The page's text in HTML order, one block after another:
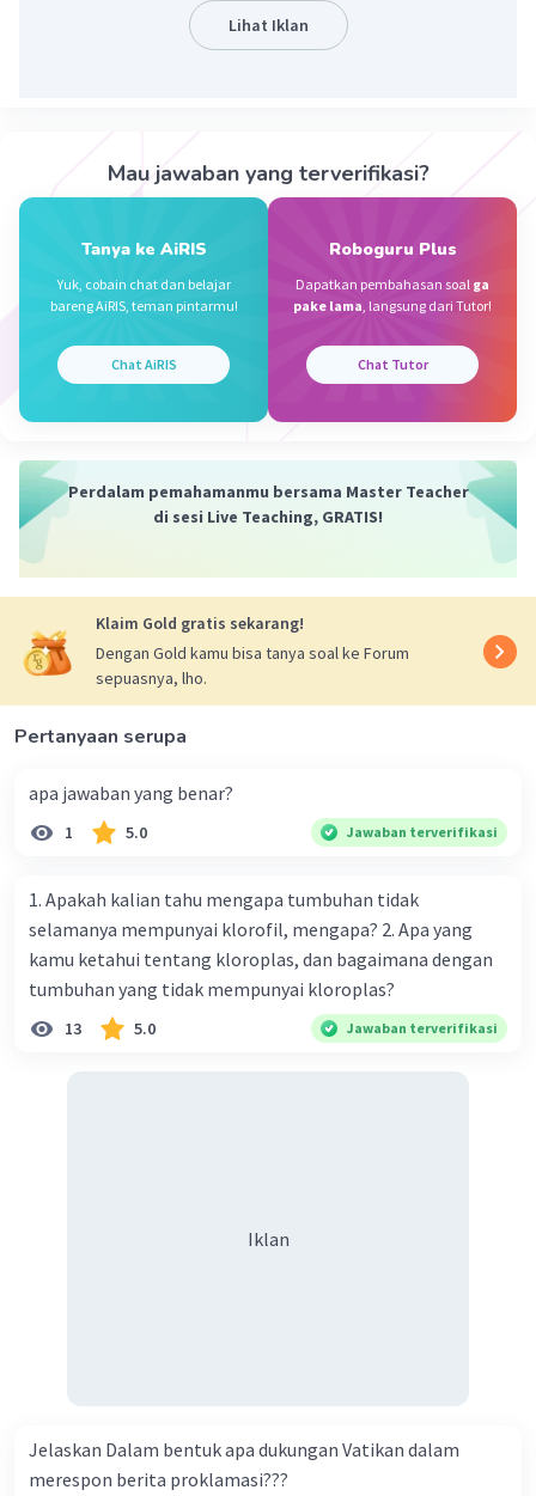
·5.0
— Tampilkan 1 balasan lainnya
Rafael Y Level 33
26 Mei 2026 12:21
Pada katak dewasa menggunakan kulit dan paru-
paru sebagai organ pernapasan
Beri Rating·5.0(2) Balas
10 Juli 2026 08:43
Lihat Iklan
Mau jawaban yang terverifikasi?
Tanya ke AiRIS
Yuk, cobain chat dan belajar
bareng AiRIS, teman pintarmu!
Chat AiRIS
Roboguru Plus
Dapatkan pembahasan soal ga
pake lama, langsung dari Tutor!
Chat Tutor
Perdalam pemahamanmu bersama Master Teacher
di sesi Live Teaching, GRATIS!
Klaim Gold gratis sekarang!
Dengan Gold kamu bisa tanya soal ke Forum
sepuasnya, lho.
Pertanyaan serupa
apa jawaban yang benar?
1 5.0 Jawaban terverifikasi
1. Apakah kalian tahu mengapa tumbuhan tidak
selamanya mempunyai klorofil, mengapa? 2. Apa yang
kamu ketahui tentang kloroplas, dan bagaimana dengan
tumbuhan yang tidak mempunyai kloroplas?
13 5.0 Jawaban terverifikasi
Iklan
Jelaskan Dalam bentuk apa dukungan Vatikan dalam
merespon berita proklamasi???